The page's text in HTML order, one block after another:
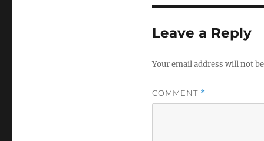
Leave a Reply
Your email address will not
COMMENT *